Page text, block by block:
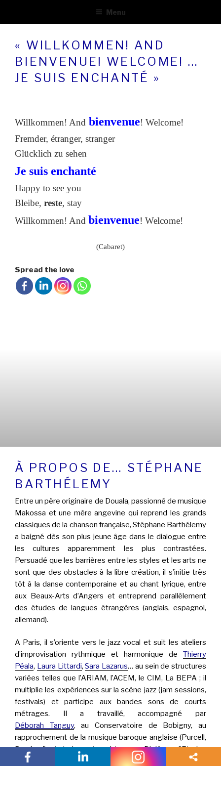
Menu
« WILLKOMMEN! AND
BIENVENUE! WELCOME! …
JE SUIS ENCHANTÉ »
Willkommen! And bienvenue! Welcome!
Fremder, étranger, stranger
Glücklich zu sehen
Je suis enchanté
Happy to see you
Bleibe, reste, stay
Willkommen! And bienvenue! Welcome!
(Cabaret)
Spread the love
À PROPOS DE… STÉPHANE
BARTHÉLEMY
Entre un père originaire de Douala, passionné de musique
Makossa et une mère angevine qui reprend les grands
classiques de la chanson française, Stéphane Barthélemy
a baigné dès son plus jeune âge dans le dialogue entre
les cultures apparemment les plus contrastées.
Persuadé que les barrières entre les styles et les arts ne
sont que des obstacles à la libre création, il s’initie très
tôt à la danse contemporaine et au chant lyrique, entre
aux Beaux-Arts d’Angers et entreprend parallèlement
des études de langues étrangères (anglais, espagnol,
allemand).
A Paris, il s’oriente vers le jazz vocal et suit les ateliers
d’improvisation rythmique et harmonique de Thierry
Péala, Laura Littardi,Sara Lazarus… au sein de structures
variées telles que l’ARIAM, l’ACEM, le CIM, La BEPA ; il
multiplie les expériences sur la scène jazz (jam sessions,
festivals) et participe aux bandes sons de courts
métrages. Il a travaillé, accompagné par
Déborah Tanguy, au Conservatoire de Bobigny, au
rapprochement de la musique baroque anglaise (Purcell,
Dowland) et du jazz et a obtenu un Diplôme d’Etudes
Musicales. Il enchaîne depuis les aventures musicales